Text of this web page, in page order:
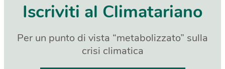
Iscriviti al Climatariano
Per un punto di vista “metabolizzato” sulla
crisi climatica